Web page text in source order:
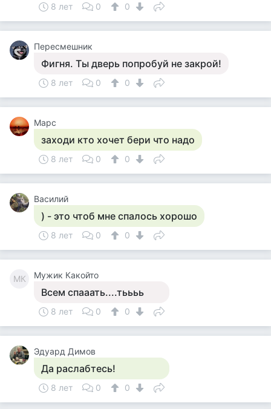
8 лет 0 0
Пересмешник
Фигня. Ты дверь попробуй не закрой!
8 лет 0 0
Марс
заходи кто хочет бери что надо
8 лет 0 0
Василий
) - это чтоб мне спалось хорошо
8 лет 0 0
МК Мужик Какойто
Всем спааать....тьььь
8 лет 0 0
Эдуард Димов
Да раслабтесь!
8 лет 0 0